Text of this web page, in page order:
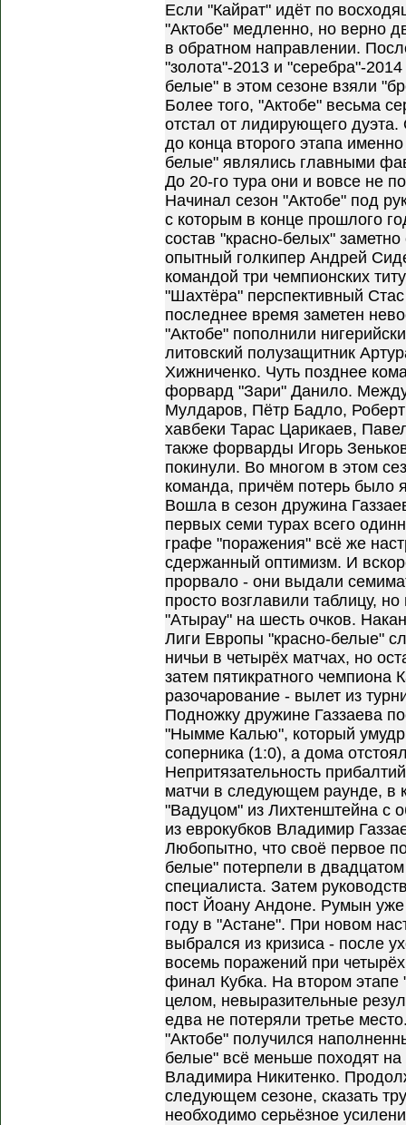
Если "Кайрат" идёт по
"Актобе" медленно, но верно
в обратном направлении.
"золота"-2013 и "серебра"-2014
белые" в этом сезоне взяли
Более того, "Актобе" весьма
отстал от лидирующего дуэта.
до конца второго этапа
белые" являлись главными
До 20-го тура они и вовсе не
Начинал сезон "Актобе" под
с которым в конце прошлого
состав "красно-белых"
опытный голкипер Андрей
командой три чемпионских
"Шахтёра" перспективный
последнее время заметен
"Актобе" пополнили
литовский полузащитник
Хижниченко. Чуть позднее
форвард "Зари" Данило.
Мулдаров, Пётр Бадло,
хавбеки Тарас Царикаев,
также форварды Игорь
покинули. Во многом в этом
команда, причём потерь было
Вошла в сезон дружина
первых семи турах всего
графе "поражения" всё же
сдержанный оптимизм. И
прорвало - они выдали
просто возглавили таблицу,
"Атырау" на шесть очков.
Лиги Европы "красно-белые"
ничьи в четырёх матчах, но
затем пятикратного чемпиона
разочарование - вылет из
Подножку дружине Газзаева
"Нымме Калью", который
соперника (1:0), а дома
Непритязательность
матчи в следующем раунде, в
"Вадуцом" из Лихтенштейна с
из еврокубков Владимир
Любопытно, что своё первое
белые" потерпели в двадцатом
специалиста. Затем
пост Йоану Андоне. Румын
году в "Астане". При новом
выбрался из кризиса - после
восемь поражений при
финал Кубка. На втором этапе
целом, невыразительные
едва не потеряли третье
"Актобе" получился
белые" всё меньше походят
Владимира Никитенко.
следующем сезоне, сказать
необходимо серьёзное